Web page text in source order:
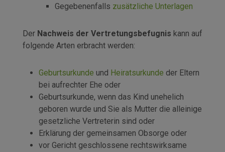
Gegebenenfalls zusätzliche Unterlagen
Der Nachweis der Vertretungsbefugnis kann auf
folgende Arten erbracht werden:
Geburtsurkunde und Heiratsurkunde der Eltern
bei aufrechter Ehe oder
Geburtsurkunde, wenn das Kind unehelich
geboren wurde und Sie als Mutter die alleinige
gesetzliche Vertreterin sind oder
Erklärung der gemeinsamen Obsorge oder
vor Gericht geschlossene rechtswirksame